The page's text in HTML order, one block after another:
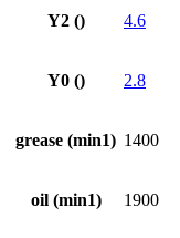
Y2 () 4.6
Y0 () 2.8
grease (min1) 1400
oil (min1) 1900